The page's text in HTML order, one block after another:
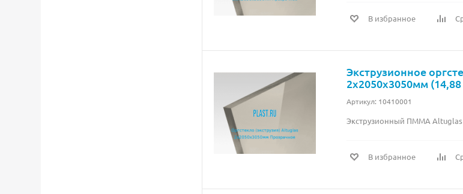
В избранное
Экструзионное
2х2050х3050мм
Артикул: 10410001
Экструзионный ПММА Altuglas
В избранное